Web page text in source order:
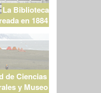
La Biblioteca
en 1884
de Ciencias
y Museo